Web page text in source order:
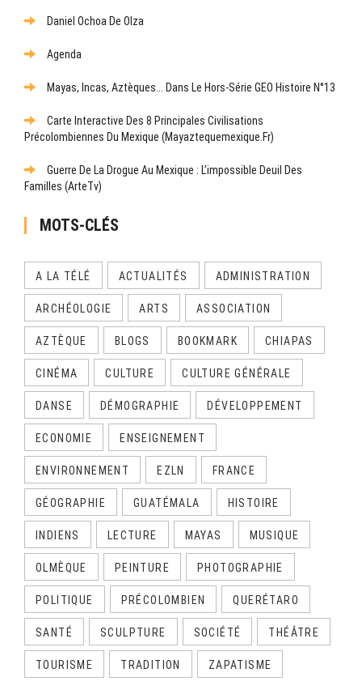
Daniel Ochoa De Olza
Agenda
Mayas, Incas, Aztèques... Dans Le Hors-Série GEO Histoire N°13
Carte Interactive Des 8 Principales Civilisations
Précolombiennes Du Mexique (mayaztequemexique.fr)
Guerre De La Drogue Au Mexique : L’impossible Deuil Des
Familles (ArteTv)
MOTS-CLÉS
A LA TÉLÉ ACTUALITÉS ADMINISTRATION
ARCHÉOLOGIE ARTS ASSOCIATION
AZTÈQUE BLOGS BOOKMARK CHIAPAS
CINÉMA CULTURE CULTURE GÉNÉRALE
DANSE DÉMOGRAPHIE DÉVELOPPEMENT
ECONOMIE ENSEIGNEMENT
ENVIRONNEMENT EZLN FRANCE
GÉOGRAPHIE GUATÉMALA HISTOIRE
INDIENS LECTURE MAYAS MUSIQUE
OLMÈQUE PEINTURE PHOTOGRAPHIE
POLITIQUE PRÉCOLOMBIEN QUERÉTARO
SANTÉ SCULPTURE SOCIÉTÉ THÉÂTRE
TOURISME TRADITION ZAPATISME